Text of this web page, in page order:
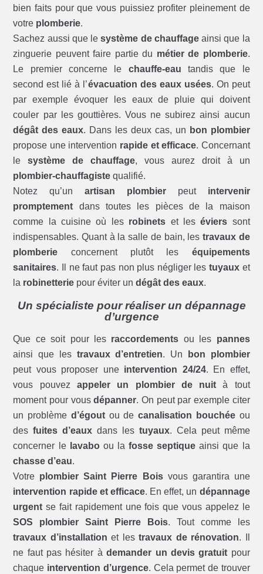
bien faits pour que vous puissiez profiter pleinement de
votre plomberie.
Sachez aussi que lesystème de chauffageainsi que la
zinguerie peuvent faire partie du métier de plomberie.
Le premier concerne le chauffe-eau tandis que le
second est lié à l’évacuation des eaux usées. On peut
par exemple évoquer les eaux de pluie qui doivent
couler par les gouttières. Vous ne subirez ainsi aucun
dégât des eaux. Dans les deux cas, un bon plombier
propose une intervention rapide et efficace. Concernant
lesystème de chauffage, vous aurez droit à un
plombier-chauffagiste qualifié.
Notez qu’unartisan plombierpeut intervenir
promptement dans toutes les pièces de la maison
comme la cuisine où les robinets et leséviers sont
indispensables. Quant à la salle de bain, les travaux de
plomberie concernent plutôt les équipements
sanitaires. Il ne faut pas non plus négliger les tuyauxet
la robinetterie pour éviter undégât des eaux.
Un spécialiste pour réaliser un dépannage
d’urgence
Que ce soit pour les raccordements ou les pannes
ainsi que les travaux d’entretien. Un
bon plombier
peut vous proposer une intervention 24/24. En effet,
vous pouvez appeler un plombier de nuit à tout
moment pour vousdépanner. On peut par exemple citer
un problème d’égoutou decanalisation bouchéeou
desfuites d’eaux dans les tuyaux. Cela peut même
concerner le lavaboou lafosse septique ainsi que la
chasse d’eau.
Votre plombier Saint Pierre Boisvous garantira une
intervention rapide et efficace. En effet, un dépannage
urgent se fait rapidement une fois que vous appelez le
SOS plombier Saint Pierre Bois. Tout comme les
travaux d’installation et lestravaux de rénovation. Il
ne faut pas hésiter àdemander un devis gratuit pour
chaque intervention d’urgence. Cela permet de trouver